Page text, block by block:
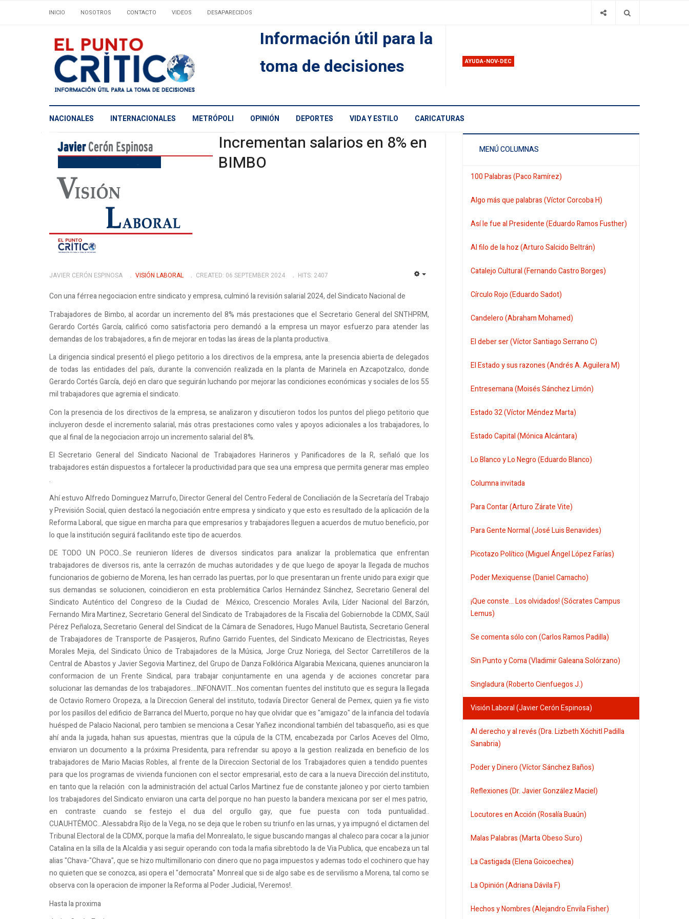
INICIO NOSOTROS CONTACTO VIDEOS DESAPARECIDOS
Información útil para la
toma de decisiones
AYUDA-NOV-DEC
NACIONALES INTERNACIONALES METRÓPOLI OPINIÓN DEPORTES VIDA Y ESTILO CARICATURAS
Incrementan salarios en 8% en
BIMBO
JAVIER CERÓN ESPINOSA VISIÓN LABORAL CREATED: 06 SEPTEMBER 2024 HITS: 2407
Con una férrea negociacion entre sindicato y empresa, culminó la revisión salarial 2024, del Sindicato Nacional de
Trabajadores de Bimbo, al acordar un incremento del 8% más prestaciones que el Secretario General del SNTHPRM,
Gerardo Cortés García, calificó como satisfactoria pero demandó a la empresa un mayor esfuerzo para atender las
demandas de los trabajadores, a fin de mejorar en todas las áreas de la planta productiva.
La dirigencia sindical presentó el pliego petitorio a los directivos de la empresa, ante la presencia abierta de delegados
de todas las entidades del país, durante la convención realizada en la planta de Marinela en Azcapotzalco, donde
Gerardo Cortés García, dejó en claro que seguirán luchando por mejorar las condiciones económicas y sociales de los 55
mil trabajadores que agremia el sindicato.
Con la presencia de los directivos de la empresa, se analizaron y discutieron todos los puntos del pliego petitorio que
incluyeron desde el incremento salarial, más otras prestaciones como vales y apoyos adicionales a los trabajadores, lo
que al final de la negociacion arrojo un incremento salarial del 8%.
El Secretario General del Sindicato Nacional de Trabajadores Harineros y Panificadores de la R, señaló que los
trabajadores están dispuestos a fortalecer la productividad para que sea una empresa que permita generar mas empleo
.
Ahí estuvo Alfredo Dominguez Marrufo, Director General del Centro Federal de Conciliación de la Secretaría del Trabajo
y Previsión Social, quien destacó la negociación entre empresa y sindicato y que esto es resultado de la aplicación de la
Reforma Laboral, que sigue en marcha para que empresarios y trabajadores lleguen a acuerdos de mutuo beneficio, por
lo que la institución seguirá facilitando este tipo de acuerdos.
DE TODO UN POCO...Se reunieron líderes de diversos sindicatos para analizar la problematica que enfrentan
trabajadores de diversos ris, ante la cerrazón de muchas autoridades y de que luego de apoyar la llegada de muchos
funcionarios de gobierno de Morena, les han cerrado las puertas, por lo que presentaran un frente unido para exigir que
sus demandas se solucionen, coincidieron en esta problemática Carlos Hernández Sánchez, Secretario General del
Sindicato Auténtico del Congreso de la Ciudad de México, Crescencio Morales Avila, Líder Nacional del Barzón,
Fernando Mira Martinez, Secretario General del Sindicato de Trabajadores de la Fiscalia del Gobiernobde la CDMX, Saúl
Pérez Peñaloza, Secretario General del Sindicat de la Cámara de Senadores, Hugo Manuel Bautista, Secretario General
de Trabajadores de Transporte de Pasajeros, Rufino Garrido Fuentes, del Sindicato Mexicano de Electricistas, Reyes
Morales Mejia, del Sindicato Único de Trabajadores de la Música, Jorge Cruz Noriega, del Sector Carretilleros de la
Central de Abastos y Javier Segovia Martinez, del Grupo de Danza Folklórica Algarabia Mexicana, quienes anunciaron la
conformacion de un Frente Sindical, para trabajar conjuntamente en una agenda y de acciones concretar para
solucionar las demandas de los trabajadores....INFONAVIT....Nos comentan fuentes del instituto que es segura la llegada
de Octavio Romero Oropeza, a la Direccion General del instituto, todavía Director General de Pemex, quien ya fie visto
por los pasillos del edificio de Barranca del Muerto, porque no hay que olvidar que es "amigazo" de la infancia del todavía
huésped de Palacio Nacional, pero tambien se menciona a Cesar Yañez incondional también del tabasqueño, asi es que
ahí anda la jugada, hahan sus apuestas, mientras que la cúpula de la CTM, encabezada por Carlos Aceves del Olmo,
enviaron un documento a la próxima Presidenta, para refrendar su apoyo a la gestion realizada en beneficio de los
trabajadores de Mario Macias Robles, al frente de la Direccion Sectorial de los Trabajadores quien a tendido puentes
para que los programas de vivienda funcionen con el sector empresarial, esto de cara a la nueva Dirección del.instituto,
en tanto que la relación con la administración del actual Carlos Martinez fue de constante jaloneo y por cierto tambien
los trabajadores del Sindicato enviaron una carta del porque no han puesto la bandera mexicana por ser el mes patrio,
en contraste cuando se festejo el dua del orgullo gay, que fue puesta con toda puntualidad..
CUAUHTÉMOC...Alessabdra Rijo de la Vega, no se deja que le roben su triunfo en las urnas, y ya impugnó el dictamen del
Tribunal Electoral de la CDMX, porque la mafia del Monrealato, le sigue buscando mangas al chaleco para cocar a la junior
Catalina en la silla de la Alcaldia y asi seguir operando con toda la mafia sibrebtodo la de Via Publica, que encabeza un tal
alias "Chava-"Chava", que se hizo multimillonario con dinero que no paga impuestos y ademas todo el cochinero que hay
no quieten que se conozca, asi opera el "democrata" Monreal que si de algo sabe es de servilismo a Morena, tal como se
observa con la operacion de imponer la Reforma al Poder Judicial, !Veremos!.
Hasta la proxima
MENÚ COLUMNAS
100 Palabras (Paco Ramírez)
Algo más que palabras (Víctor Corcoba H)
Así le fue al Presidente (Eduardo Ramos Fusther)
Al filo de la hoz (Arturo Salcido Beltrán)
Catalejo Cultural (Fernando Castro Borges)
Círculo Rojo (Eduardo Sadot)
Candelero (Abraham Mohamed)
El deber ser (Víctor Santiago Serrano C)
El Estado y sus razones (Andrés A. Aguilera M)
Entresemana (Moisés Sánchez Limón)
Estado 32 (Víctor Méndez Marta)
Estado Capital (Mónica Alcántara)
Lo Blanco y Lo Negro (Eduardo Blanco)
Columna invitada
Para Contar (Arturo Zárate Vite)
Para Gente Normal (José Luis Benavides)
Picotazo Político (Miguel Ángel López Farías)
Poder Mexiquense (Daniel Camacho)
¡Que conste... Los olvidados! (Sócrates Campus
Lemus)
Se comenta sólo con (Carlos Ramos Padilla)
Sin Punto y Coma (Vladimir Galeana Solórzano)
Singladura (Roberto Cienfuegos J.)
Visión Laboral (Javier Cerón Espinosa)
Al derecho y al revés (Dra. Lizbeth Xóchitl Padilla
Sanabria)
Poder y Dinero (Víctor Sánchez Baños)
Reflexiones (Dr. Javier González Maciel)
Locutores en Acción (Rosalía Buaún)
Malas Palabras (Marta Obeso Suro)
La Castigada (Elena Goicoechea)
La Opinión (Adriana Dávila F)
Hechos y Nombres (Alejandro Envila Fisher)